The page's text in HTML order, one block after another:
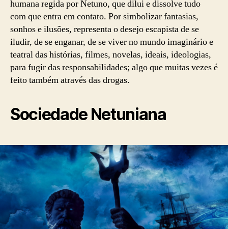
humana regida por Netuno, que dilui e dissolve tudo
com que entra em contato. Por simbolizar fantasias,
sonhos e ilusões, representa o desejo escapista de se
iludir, de se enganar, de se viver no mundo imaginário e
teatral das histórias, filmes, novelas, ideais, ideologias,
para fugir das responsabilidades; algo que muitas vezes é
feito também através das drogas.
Sociedade Netuniana